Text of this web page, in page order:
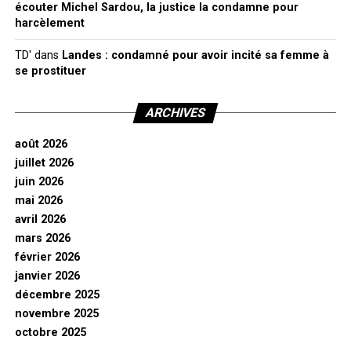
écouter Michel Sardou, la justice la condamne pour
harcèlement
TD' dans Landes : condamné pour avoir incité sa femme à
se prostituer
ARCHIVES
août 2026
juillet 2026
juin 2026
mai 2026
avril 2026
mars 2026
février 2026
janvier 2026
décembre 2025
novembre 2025
octobre 2025